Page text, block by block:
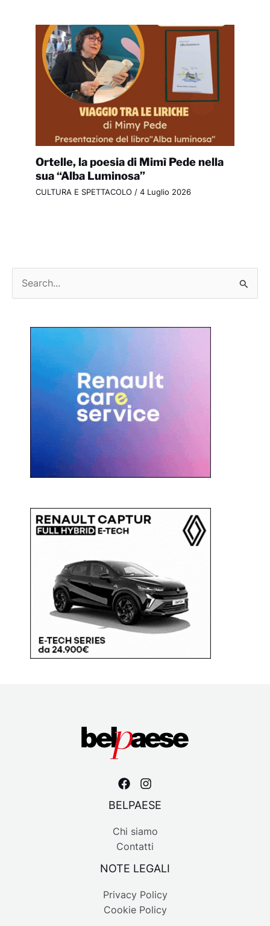
Ortelle, la poesia di Mimì Pede nella
sua “Alba Luminosa”
CULTURA E SPETTACOLO / 4 Luglio 2026
BELPAESE
Chi siamo
Contatti
NOTE LEGALI
Privacy Policy
Cookie Policy